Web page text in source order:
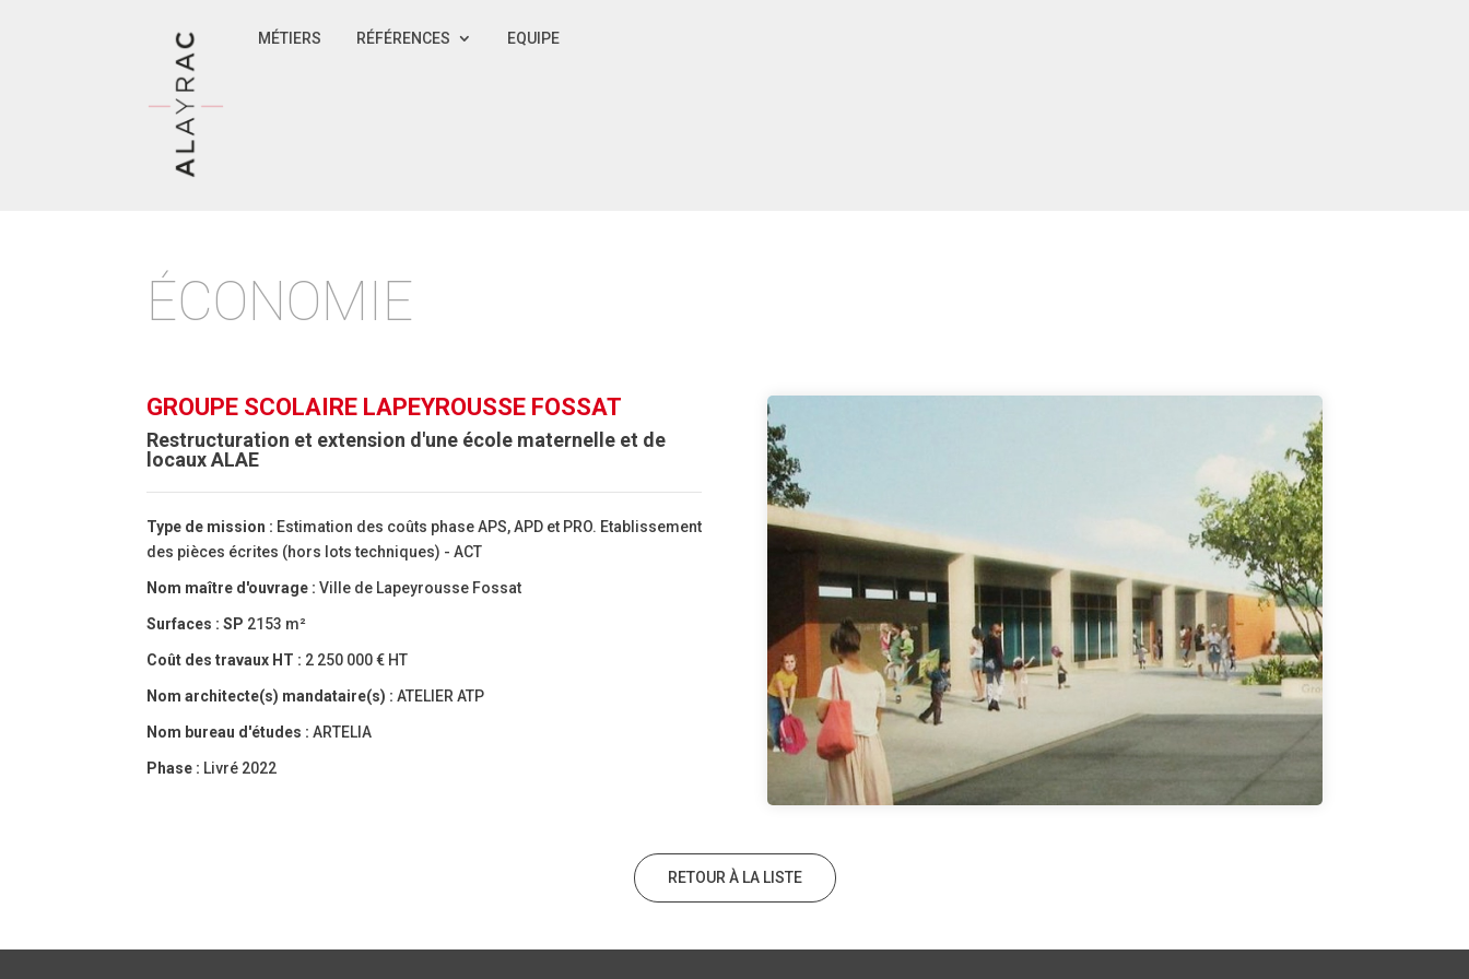
MÉTIERS RÉFÉRENCES EQUIPE
ÉCONOMIE
GROUPE SCOLAIRE LAPEYROUSSE FOSSAT
Restructuration et extension d'une école maternelle et de
locaux ALAE
Type de mission : Estimation des coûts phase APS, APD et PRO. Etablissement
des pièces écrites (hors lots techniques) - ACT
Nom maître d'ouvrage :Ville de Lapeyrousse Fossat
Surfaces :SP 2153 m²
Coût des travaux HT : 2 250 000 € HT
Nom architecte(s) mandataire(s) :ATELIER ATP
Nom bureau d'études :ARTELIA
Phase : Livré 2022
RETOUR À LA LISTE